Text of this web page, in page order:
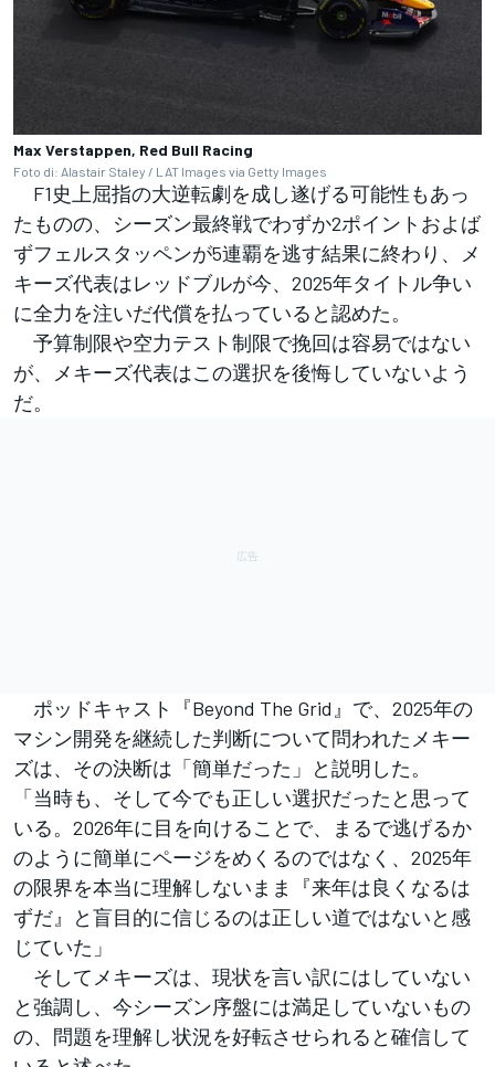
Max Verstappen, Red Bull Racing
Foto di: Alastair Staley / LAT Images via Getty Images
F1史上屈指の大逆転劇を成し遂げる可能性もあっ
たものの、シーズン最終戦でわずか2ポイントおよば
ずフェルスタッペンが5連覇を逃す結果に終わり、メ
キーズ代表はレッドブルが今、2025年タイトル争い
に全力を注いだ代償を払っていると認めた。
予算制限や空力テスト制限で挽回は容易ではない
が、メキーズ代表はこの選択を後悔していないよう
だ。
ポッドキャスト『Beyond The Grid』で、2025年の
マシン開発を継続した判断について問われたメキー
ズは、その決断は「簡単だった」と説明した。
「当時も、そして今でも正しい選択だったと思って
いる。2026年に目を向けることで、まるで逃げるか
のように簡単にページをめくるのではなく、2025年
の限界を本当に理解しないまま『来年は良くなるは
ずだ』と盲目的に信じるのは正しい道ではないと感
じていた」
そしてメキーズは、現状を言い訳にはしていない
と強調し、今シーズン序盤には満足していないもの
の、問題を理解し状況を好転させられると確信して